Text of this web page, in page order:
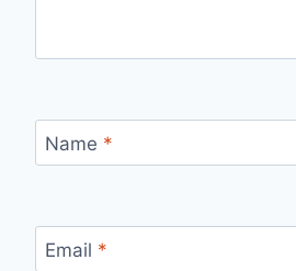
Name *
Email *